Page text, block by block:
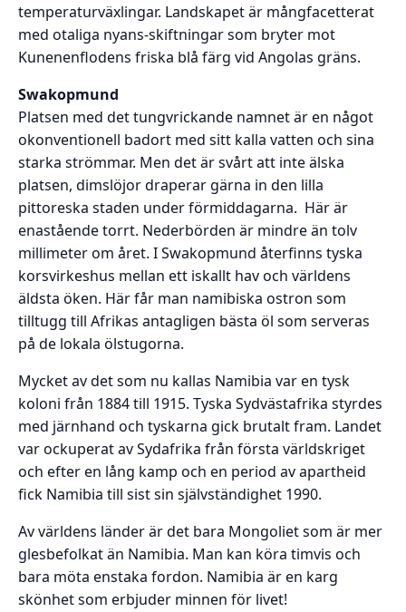
temperaturväxlingar. Landskapet är mångfacetterat
med otaliga nyans-skiftningar som bryter mot
Kunenenflodens friska blå färg vid Angolas gräns.
Swakopmund
Platsen med det tungvrickande namnet är en något
okonventionell badort med sitt kalla vatten och sina
starka strömmar. Men det är svårt att inte älska
platsen, dimslöjor draperar gärna in den lilla
pittoreska staden under förmiddagarna. Här är
enastående torrt. Nederbörden är mindre än tolv
millimeter om året. I Swakopmund återfinns tyska
korsvirkeshus mellan ett iskallt hav och världens
äldsta öken. Här får man namibiska ostron som
tilltugg till Afrikas antagligen bästa öl som serveras
på de lokala ölstugorna.
Mycket av det som nu kallas Namibia var en tysk
koloni från 1884 till 1915. Tyska Sydvästafrika styrdes
med järnhand och tyskarna gick brutalt fram. Landet
var ockuperat av Sydafrika från första världskriget
och efter en lång kamp och en period av apartheid
fick Namibia till sist sin självständighet 1990.
Av världens länder är det bara Mongoliet som är mer
glesbefolkat än Namibia. Man kan köra timvis och
bara möta enstaka fordon. Namibia är en karg
skönhet som erbjuder minnen för livet!